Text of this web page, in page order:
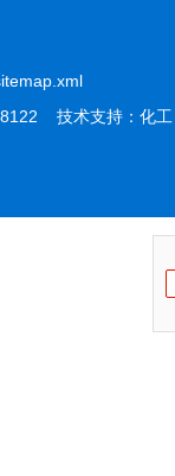
技术支持： 化工